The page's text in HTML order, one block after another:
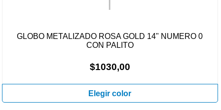
GLOBO METALIZADO ROSA GOLD 14" NUMERO 0
CON PALITO
$1030,00
Elegir color